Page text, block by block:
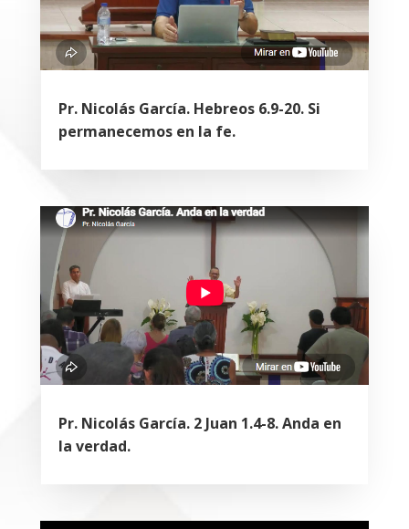
Pr. Nicolás García. Hebreos 6.9-20. Si
permanecemos en la fe.
Pr. Nicolás García. 2 Juan 1.4-8. Anda en
la verdad.